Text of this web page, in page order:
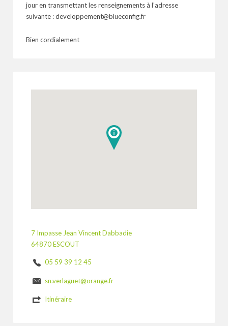
jour en transmettant les renseignements à l’adresse
suivante : developpement@blueconfig.fr
Bien cordialement
7 Impasse Jean Vincent Dabbadie
64870 ESCOUT
05 59 39 12 45
sn.verlaguet@orange.fr
Itinéraire